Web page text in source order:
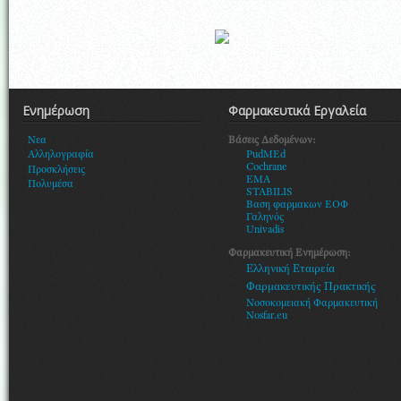
Ενημέρωση
Νεα
Αλληλογραφία
Προσκλήσεις
Πολυμέσα
Φαρμακευτικά Εργαλεία
Βάσεις Δεδομένων:
PudMEd
Cochrane
EMA
STABILIS
Βαση φαρμακων ΕΟΦ
Γαληνός
Univadis
Φαρμακευτική Ενημέρωση:
Ελληνική Εταιρεία
Φαρμακευτικής Πρακτικής
Νοσοκομειακή Φαρμακευτική
Nosfar.eu